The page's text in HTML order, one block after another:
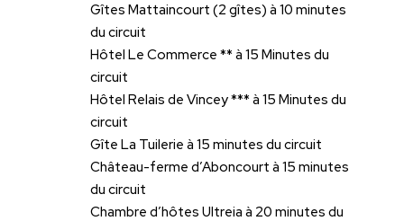
Gîtes Mattaincourt (2 gîtes) à 10 minutes
du circuit
Hôtel Le Commerce ** à 15 Minutes du
circuit
Hôtel Relais de Vincey *** à 15 Minutes du
circuit
Gîte La Tuilerie à 15 minutes du circuit
Château-ferme d’Aboncourt à 15 minutes
du circuit
Chambre d’hôtes Ultreia à 20 minutes du